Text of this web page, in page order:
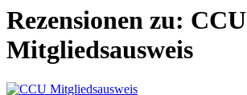
Rezensionen zu: CCU
Mitgliedsausweis